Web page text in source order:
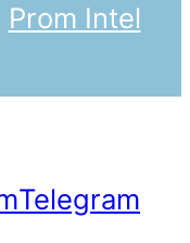
Prom Intel
Telegram